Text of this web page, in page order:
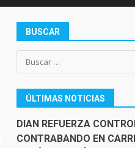
BUSCAR
Buscar:
ÚLTIMAS NOTICIAS
DIAN REFUERZA
CONTRABANDO EN